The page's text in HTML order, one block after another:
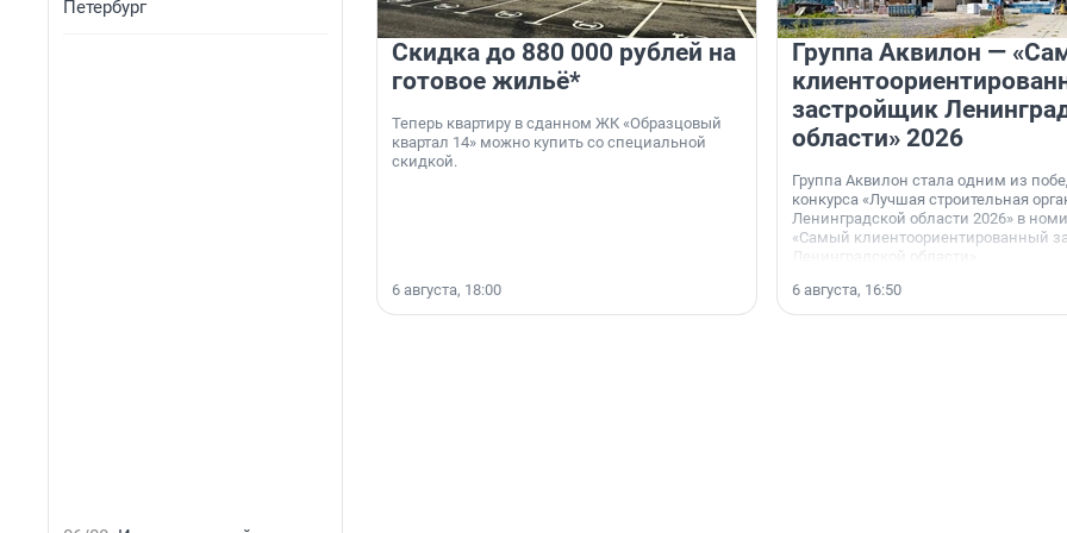
Петербург
Скидка до 880 000 рублей на
готовое жильё*
Теперь квартиру в сданном ЖК «Образцовый
квартал 14» можно купить со специальной
скидкой.
6 августа, 18:00
Группа Аквилон —
застройщик
области» 2026
Группа Аквилон стала одним из
конкурса «Лучшая строительная
Ленинградской области 2026» в
«Самый клиентоориентированный
Ленинградской области».
6 августа, 16:50